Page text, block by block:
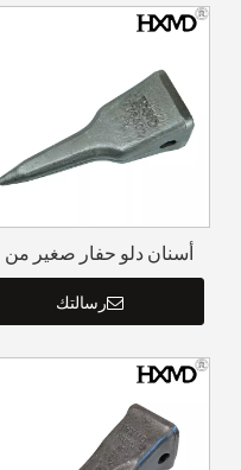
أسنان دلو حفار صغير من
النمر CAT E325 7T3402TL
رسالتك